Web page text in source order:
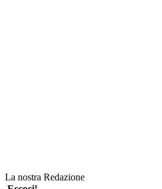
La nostra Redazione